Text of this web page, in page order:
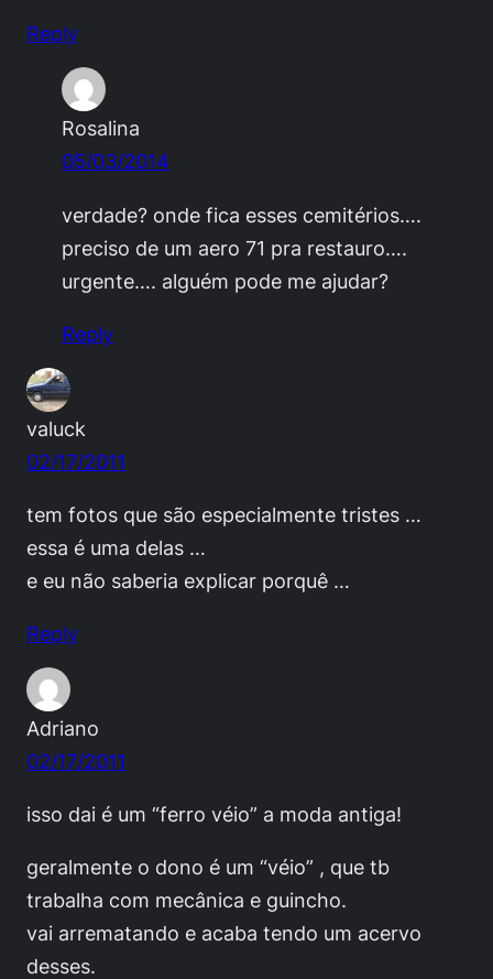
Reply
Rosalina
05/03/2014
verdade? onde fica esses cemitérios….
preciso de um aero 71 pra restauro….
urgente…. alguém pode me ajudar?
Reply
valuck
02/17/2011
tem fotos que são especialmente tristes …
essa é uma delas …
e eu não saberia explicar porquê …
Reply
Adriano
02/17/2011
isso dai é um “ferro véio” a moda antiga!
geralmente o dono é um “véio” , que tb
trabalha com mecânica e guincho.
vai arrematando e acaba tendo um acervo
desses.